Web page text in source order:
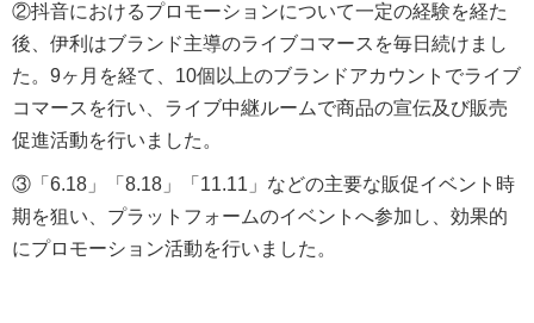
②抖音におけるプロモーションについて一定の経験を経た
後、伊利はブランド主導のライブコマースを毎日続けまし
た。9ヶ月を経て、10個以上のブランドアカウントでライブ
コマースを行い、ライブ中継ルームで商品の宣伝及び販売
促進活動を行いました。
③「6.18」「8.18」「11.11」などの主要な販促イベント時
期を狙い、プラットフォームのイベントへ参加し、効果的
にプロモーション活動を行いました。